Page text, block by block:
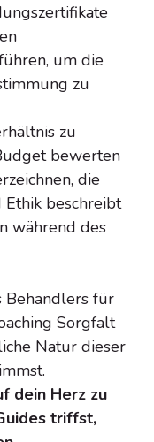
um die
zu
zu
bewerten
die
beschreibt
während des
Behandlers für
Sorgfalt
Natur dieser
dein Herz zu
triffst,